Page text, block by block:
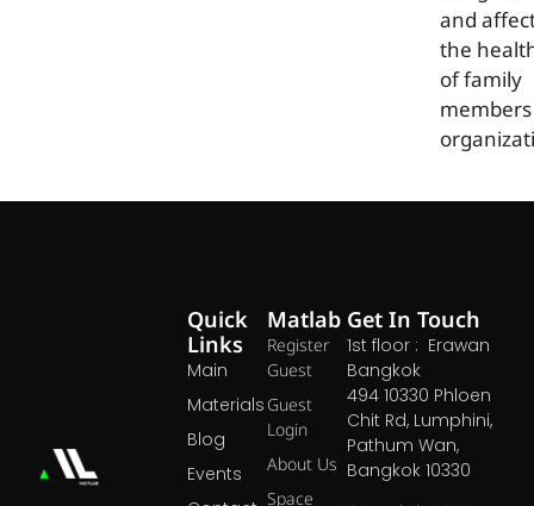
and
the
of family
Matlab
Register
Guest
Guest
Login
About Us
Space
Quick
Links
Main
Materials
Blog
Events
Get In Touch
1st floor : Erawan
Bangkok
494 10330 Phloen
Chit Rd, Lumphini,
Pathum Wan,
Bangkok 10330